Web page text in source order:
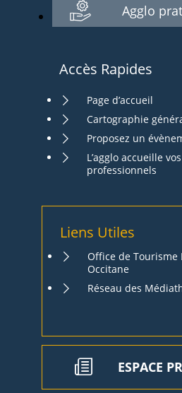
Agglo
Accès Rapides
Page d’accueil
Cartographie
Proposez un
L’agglo accueille
professionnels
Liens Utiles
Office de Tourisme
Occitane
Réseau des
ESPACE